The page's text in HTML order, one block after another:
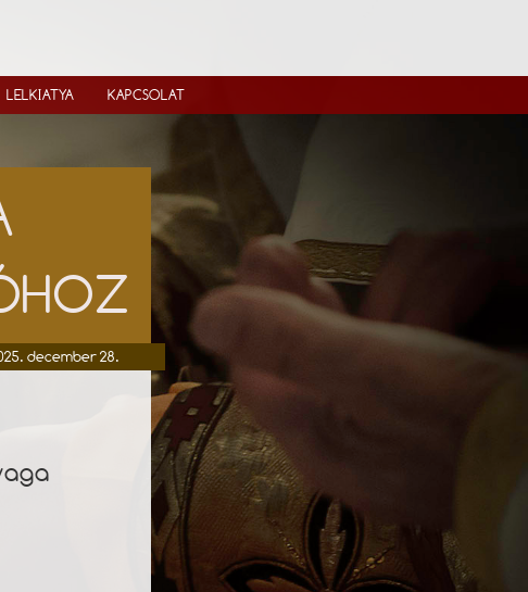
LELKIATYA KAPCSOLAT
december 28.